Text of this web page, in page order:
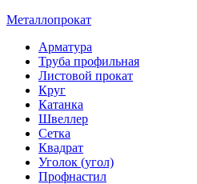
Металлопрокат
Арматура
Труба профильная
Листовой прокат
Круг
Катанка
Швеллер
Сетка
Квадрат
Уголок (угол)
Профнастил